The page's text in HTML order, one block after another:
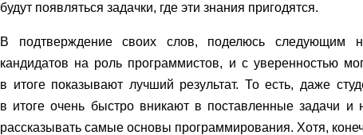
будут появляться задачки, где эти знания пригодятся.
В подтверждение своих слов, поделюсь следующим
кандидатов на роль программистов, и с уверенностью
в итоге показывают лучший результат. То есть, даже
в итоге очень быстро вникают в поставленные задачи и
рассказывать самые основы программирования. Хотя,